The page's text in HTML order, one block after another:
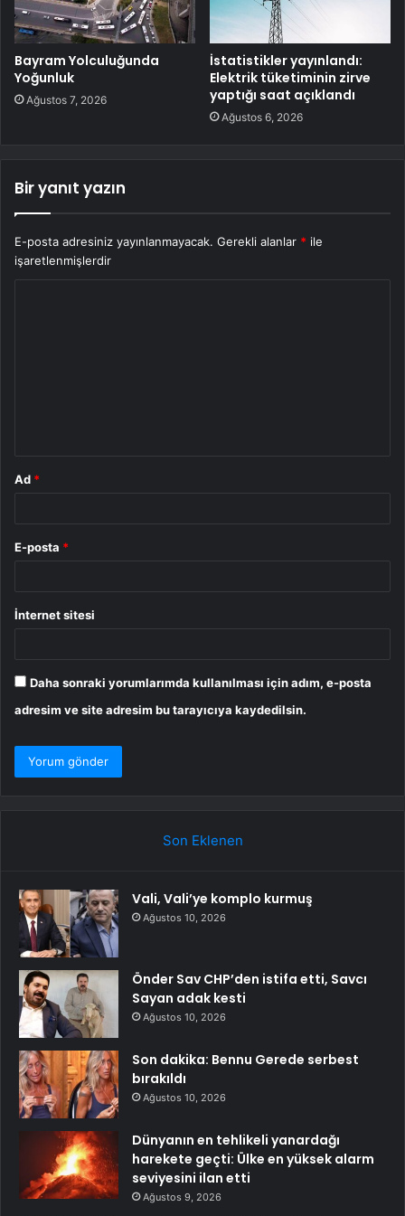
Bayram Yolculuğunda
Yoğunluk
Ağustos 7, 2026
İstatistikler yayınlandı:
Elektrik tüketiminin zirve
yaptığı saat açıklandı
Ağustos 6, 2026
Bir yanıt yazın
E-posta adresiniz yayınlanmayacak. Gerekli alanlar * ile
işaretlenmişlerdir
Ad *
E-posta *
İnternet sitesi
Daha sonraki yorumlarımda kullanılması için adım, e-posta
adresim ve site adresim bu tarayıcıya kaydedilsin.
Son Eklenen
Vali, Vali’ye komplo kurmuş
Ağustos 10, 2026
Önder Sav CHP’den istifa etti, Savcı
Sayan adak kesti
Ağustos 10, 2026
Son dakika: Bennu Gerede serbest
bırakıldı
Ağustos 10, 2026
Dünyanın en tehlikeli yanardağı
harekete geçti: Ülke en yüksek alarm
seviyesini ilan etti
Ağustos 9, 2026